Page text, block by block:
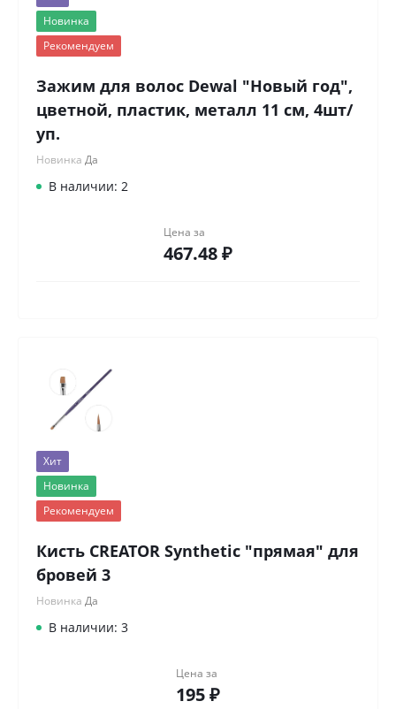
Новинка
Рекомендуем
Зажим для волос Dewal "Новый год",
цветной, пластик, металл 11 см, 4шт/
уп.
Новинка Да
В наличии: 2
Цена за
467.48 ₽
Хит
Новинка
Рекомендуем
Кисть CREATOR Synthetic "прямая" для
бровей 3
Новинка Да
В наличии: 3
Цена за
195 ₽